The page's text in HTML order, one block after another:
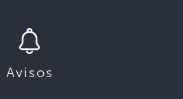
Avisos